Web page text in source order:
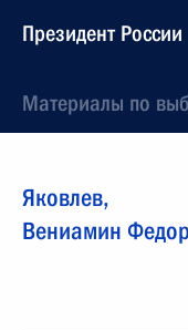
Президент России
Материалы по
Яковлев,
Вениамин